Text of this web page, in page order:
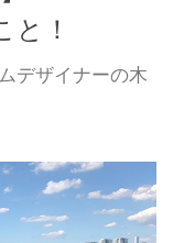
と！
デザイナーの木